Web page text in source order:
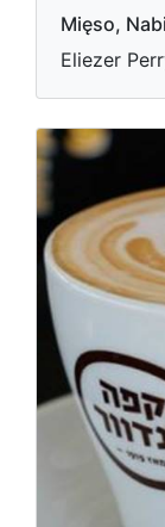
Mięso,
Eliezer